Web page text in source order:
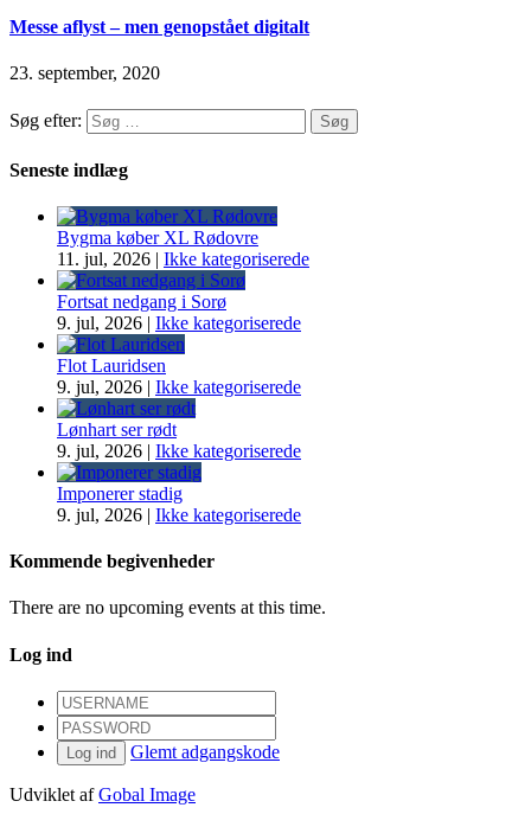
Messe aflyst – men genopstået digitalt
23. september, 2020
Søg efter:
Seneste indlæg
Bygma køber XL Rødovre
11. jul, 2026 | Ikke kategoriserede
Fortsat nedgang i Sorø
9. jul, 2026 | Ikke kategoriserede
Flot Lauridsen
9. jul, 2026 | Ikke kategoriserede
Lønhart ser rødt
9. jul, 2026 | Ikke kategoriserede
Imponerer stadig
9. jul, 2026 | Ikke kategoriserede
Kommende begivenheder
There are no upcoming events at this time.
Log ind
Log ind Glemt adgangskode
Udviklet afGobal Image